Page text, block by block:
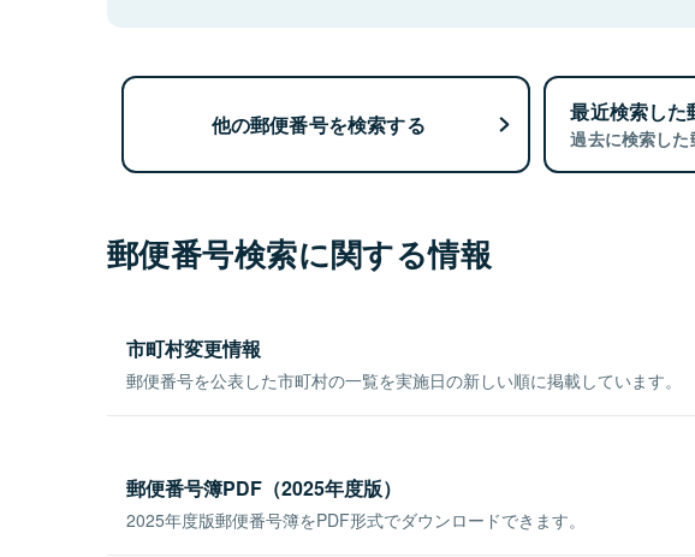
他の郵便番号を検索する 最近検索した
過去に検索した
郵便番号検索に関する情報
市町村変更情報
郵便番号を公表した市町村の一覧を実施日の新しい順に掲載しています。
郵便番号簿PDF（2025年度版）
2025年度版郵便番号簿をPDF形式でダウンロードできます。